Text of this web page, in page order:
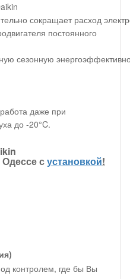
сокращает расход
постоянного
сезонную
даже при
до -20°C.
Одессе сустановкой!
контролем, где бы Вы